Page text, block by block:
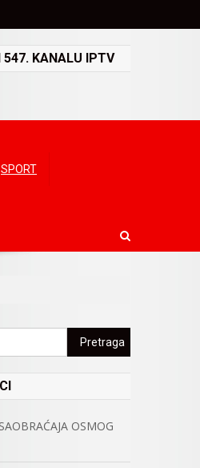
547. KANALU IPTV
SPORT
Pretraga:
OSMOG